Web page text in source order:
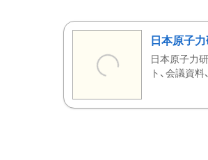
日本原子
日本原子力
ト、会議資